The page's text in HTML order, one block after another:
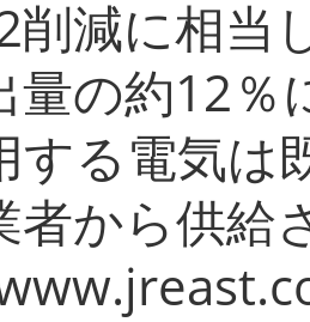
削減に相当
量の約12％
する電気は
者から供給